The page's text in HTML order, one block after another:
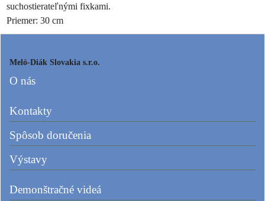
suchostierateľnými fixkami.
Priemer: 30 cm
Meló-Diák Slovakia s.r.o.
O nás
Kontakty
Spôsob doručenia
Výstavy
Demonštračné videá